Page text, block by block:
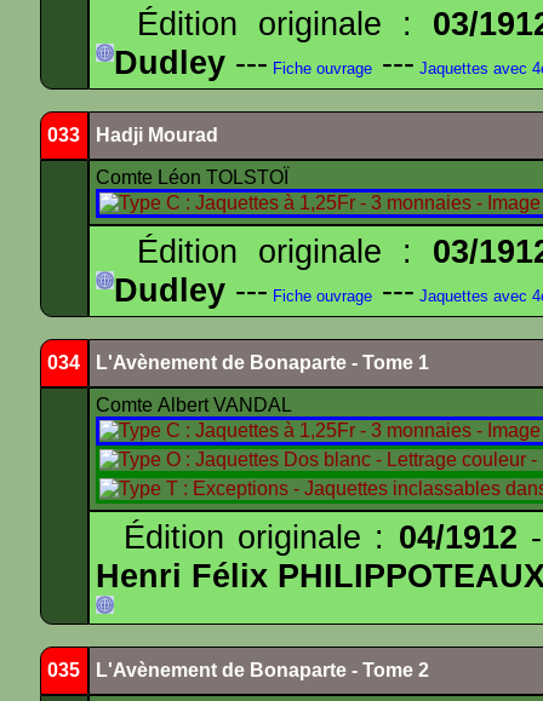
Édition originale : 03/
Dudley --- Fiche ouvrage --- Jaquettes avec
033 Hadji Mourad
Comte Léon TOLSTOÏ
Édition originale : 03/
Dudley --- Fiche ouvrage --- Jaquettes avec
034 L'Avènement de Bonaparte - Tome 1
Comte Albert VANDAL
Édition originale : 04/1912
Henri Félix
035 L'Avènement de Bonaparte - Tome 2